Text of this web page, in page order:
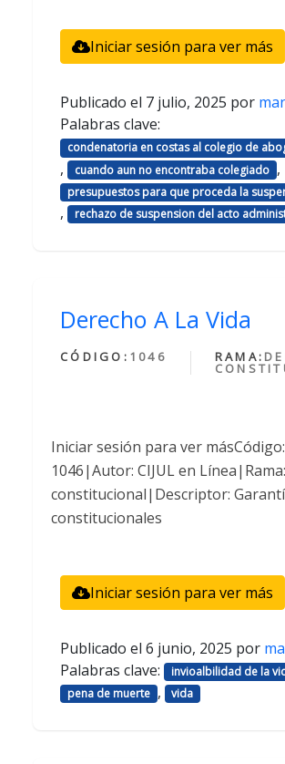
Iniciar sesión para ver más
Publicado el 7 julio, 2025 por
Palabras clave:
condenatoria en costas al colegio de
, cuando aun no encontraba colegiado ,
presupuestos para que proceda la
, rechazo de suspension del acto
Derecho A La Vida
CÓDIGO: 1046 RAMA:
Iniciar sesión para ver másCódigo:
1046|Autor: CIJUL en
constitucional|Descriptor:
constitucionales
Iniciar sesión para ver más
Publicado el 6 junio, 2025 por
Palabras clave:
invioalbilidad de la
pena de muerte , vida